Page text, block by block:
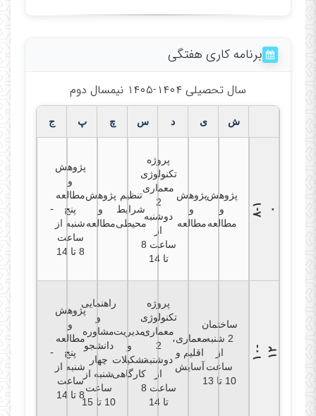
برنامه کاری هفتگی
سال تحصیلی ۱۴۰۴-۱۴۰۵ نیمسال دوم
ش ی د س چ پ ج
۸ - ۱ ۰
پژوهش
و
مطالعه
پژوهش
و
مطالعه
پروژه
تکنولوژی
معماری
2
دوشنبه
از
ساعت 8
تا 14
تنظیم
شرایط
محیطی
پژوهش
و
مطالعه
پژوهش
و
مطالعه
پنج
شنبه از
ساعت
8 تا 14
-
۱۰-۱ ۲
ساختمان
2 شنبه
از
ساعت
10 تا 13
معماری،
اقلیم و
آسایش
پروژه
تکنولوژی
معماری
2
دوشنبه
از
ساعت 8
تا 14
مدیریت
و
تشکیلات
کارگاهی
راهنمایی
و
مشاوره
دانشجو
چهار
شنبه از
ساعت
10 تا 15
پژوهش
و
مطالعه
پنج
شنبه از
ساعت
8 تا 14
-